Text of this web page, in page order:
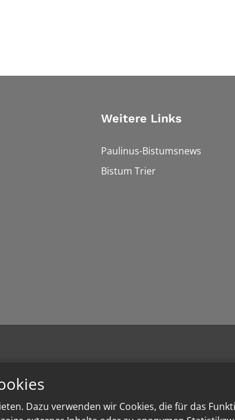
Dazu verwenden wir Cookies, die für das
Weitere Links
Paulinus-Bistumsnews
Bistum Trier